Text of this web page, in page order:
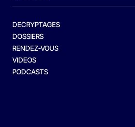
DECRYPTAGES
DOSSIERS
RENDEZ-VOUS
VIDEOS
PODCASTS